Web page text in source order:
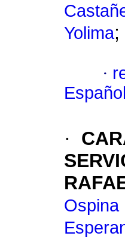
Yolima;
·
Español
·
Ospina